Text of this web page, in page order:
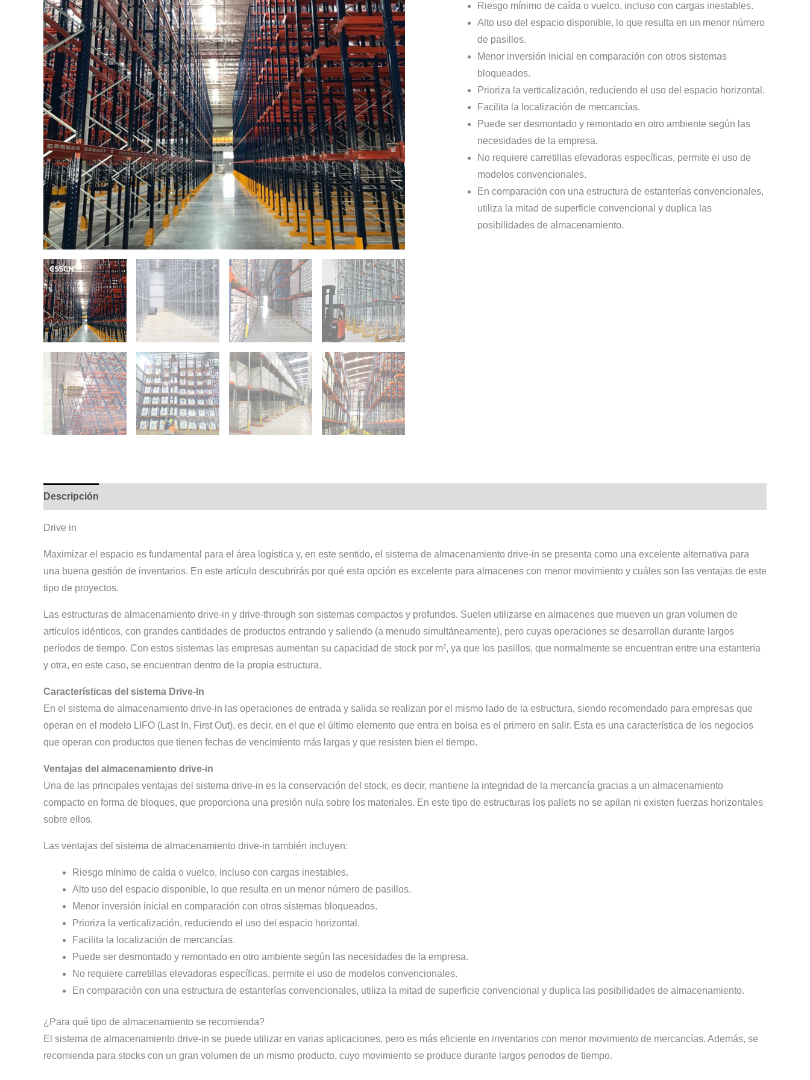
Riesgo mínimo de caída o vuelco, incluso con cargas inestables.
Alto uso del espacio disponible, lo que resulta en un menor número
de pasillos.
Menor inversión inicial en comparación con otros sistemas
bloqueados.
Prioriza la verticalización, reduciendo el uso del espacio horizontal.
Facilita la localización de mercancías.
Puede ser desmontado y remontado en otro ambiente según las
necesidades de la empresa.
No requiere carretillas elevadoras específicas, permite el uso de
modelos convencionales.
En comparación con una estructura de estanterías convencionales,
utiliza la mitad de superficie convencional y duplica las
posibilidades de almacenamiento.
Descripción
Drive in
Maximizar el espacio es fundamental para el área logística y, en este sentido, el sistema de almacenamiento drive-in se presenta como una excelente alternativa para
una buena gestión de inventarios. En este artículo descubrirás por qué esta opción es excelente para almacenes con menor movimiento y cuáles son las ventajas de este
tipo de proyectos.
Las estructuras de almacenamiento drive-in y drive-through son sistemas compactos y profundos. Suelen utilizarse en almacenes que mueven un gran volumen de
artículos idénticos, con grandes cantidades de productos entrando y saliendo (a menudo simultáneamente), pero cuyas operaciones se desarrollan durante largos
períodos de tiempo. Con estos sistemas las empresas aumentan su capacidad de stock por m², ya que los pasillos, que normalmente se encuentran entre una estantería
y otra, en este caso, se encuentran dentro de la propia estructura.
Características del sistema Drive-In
En el sistema de almacenamiento drive-in las operaciones de entrada y salida se realizan por el mismo lado de la estructura, siendo recomendado para empresas que
operan en el modelo LIFO (Last In, First Out), es decir, en el que el último elemento que entra en bolsa es el primero en salir. Esta es una característica de los negocios
que operan con productos que tienen fechas de vencimiento más largas y que resisten bien el tiempo.
Ventajas del almacenamiento drive-in
Una de las principales ventajas del sistema drive-in es la conservación del stock, es decir, mantiene la integridad de la mercancía gracias a un almacenamiento
compacto en forma de bloques, que proporciona una presión nula sobre los materiales. En este tipo de estructuras los pallets no se apilan ni existen fuerzas horizontales
sobre ellos.
Las ventajas del sistema de almacenamiento drive-in también incluyen:
Riesgo mínimo de caída o vuelco, incluso con cargas inestables.
Alto uso del espacio disponible, lo que resulta en un menor número de pasillos.
Menor inversión inicial en comparación con otros sistemas bloqueados.
Prioriza la verticalización, reduciendo el uso del espacio horizontal.
Facilita la localización de mercancías.
Puede ser desmontado y remontado en otro ambiente según las necesidades de la empresa.
No requiere carretillas elevadoras específicas, permite el uso de modelos convencionales.
En comparación con una estructura de estanterías convencionales, utiliza la mitad de superficie convencional y duplica las posibilidades de almacenamiento.
¿Para qué tipo de almacenamiento se recomienda?
El sistema de almacenamiento drive-in se puede utilizar en varias aplicaciones, pero es más eficiente en inventarios con menor movimiento de mercancías. Además, se
recomienda para stocks con un gran volumen de un mismo producto, cuyo movimiento se produce durante largos periodos de tiempo.